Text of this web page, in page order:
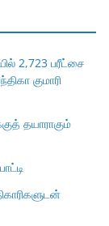
2,723 பரீட்சை
குமாரி
தயாராகும்